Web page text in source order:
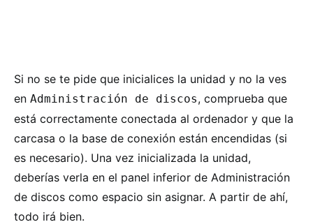
Si no se te pide que inicialices la unidad y no la ves
en Administración de discos, comprueba que
está correctamente conectada al ordenador y que la
carcasa o la base de conexión están encendidas (si
es necesario). Una vez inicializada la unidad,
deberías verla en el panel inferior de Administración
de discos como espacio sin asignar. A partir de ahí,
todo irá bien.